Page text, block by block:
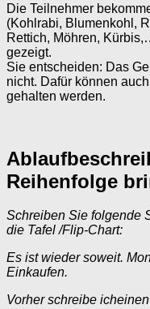
Die Teilnehmer
(Kohlrabi, Blumenkohl,
Rettich, Möhren,
gezeigt.
Sie entscheiden: Das
nicht. Dafür können
gehalten werden.
Reihenfolge
Schreiben Sie folgende
die Tafel /Flip-Chart:
Es ist wieder soweit.
Einkaufen.
Vorher schreibe